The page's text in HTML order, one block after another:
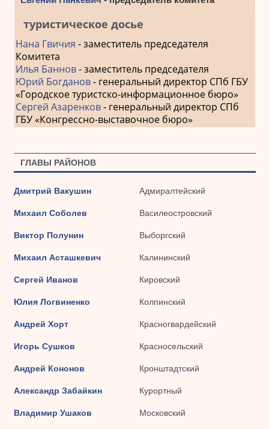
туристическое досье
Нана Гвичия - заместитель председателя
Комитета
Илья Баннов- заместитель председателя
Юрий Богданов- генеральный директор СПб ГБУ
«Городское туристско-информационное бюро»
Сергей Азаренков- генеральный директор СПб
ГБУ «Конгрессно-выставочное бюро»
ГЛАВЫ РАЙОНОВ
Дмитрий Вакушин Адмиралтейский
Михаил Соболев Василеостровский
Виктор Полунин Выборгский
Михаил Асташкевич Калининский
Сергей Иванов Кировский
Юлия Логвиненко Колпинский
Андрей Хорт Красногвардейский
Игорь Сушков Красносельский
Андрей Кононов Кронштадтский
Александр Забайкин Курортный
Владимир Ушаков Московский